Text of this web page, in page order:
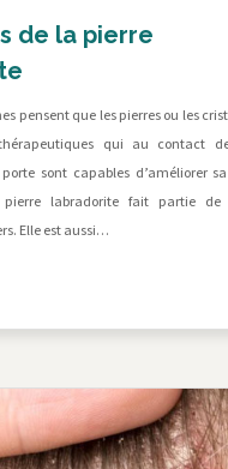
de la pierre
pensent que les pierres ou les
qui au contact
sont capables d’améliorer
pierre labradorite fait partie de
Elle est aussi…